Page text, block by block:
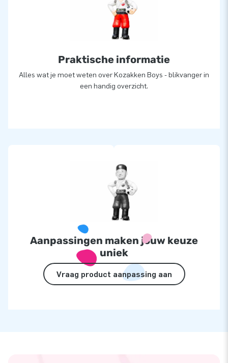
Praktische informatie
Alles wat je moet weten over Kozakken Boys - blikvanger in
een handig overzicht.
Aanpassingen maken jouw keuze
uniek
Vraag product aanpassing aan